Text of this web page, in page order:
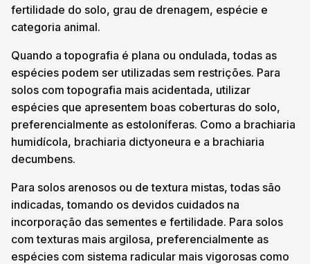
fertilidade do solo, grau de drenagem, espécie e
categoria animal.
Quando a topografia é plana ou ondulada, todas as
espécies podem ser utilizadas sem restrições. Para
solos com topografia mais acidentada, utilizar
espécies que apresentem boas coberturas do solo,
preferencialmente as estoloníferas. Como a brachiaria
humidícola, brachiaria dictyoneura e a brachiaria
decumbens.
Para solos arenosos ou de textura mistas, todas são
indicadas, tomando os devidos cuidados na
incorporação das sementes e fertilidade. Para solos
com texturas mais argilosa, preferencialmente as
espécies com sistema radicular mais vigorosas como